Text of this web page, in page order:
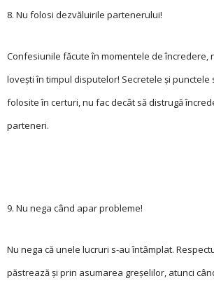
8. Nu folosi dezvăluirile partenerului!
Confesiunile făcute în momentele de încredere,
lovești în timpul disputelor! Secretele și punctele
folosite în certuri, nu fac decât să distrugă
parteneri.
9. Nu nega când apar probleme!
Nu nega că unele lucruri s-au întâmplat.
păs­trează și prin asumarea greșelilor, atunci